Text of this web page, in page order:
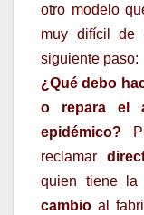
otro modelo
muy difícil de
siguiente paso:
¿Qué debo
o repara el
epidémico?
reclamar
quien tiene la
cambio al